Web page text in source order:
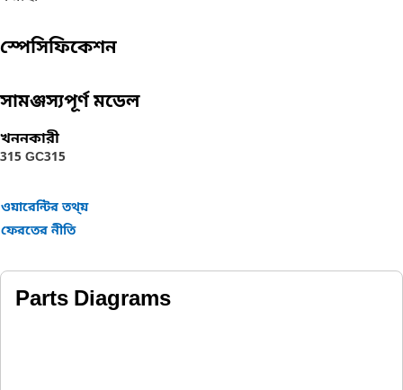
স্পেসিফিকেশন
সামঞ্জস্যপূর্ণ মডেল
খননকারী
315 GC315
ওয়ারেন্টির তথ্য়
ফেরতের নীতি
Parts Diagrams